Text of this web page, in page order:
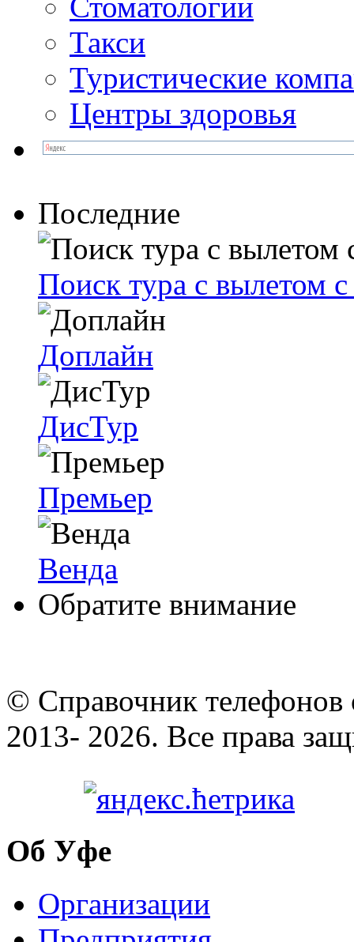
Такси
Туристические
Центры здоровья
Последние
Поиск тура с вылетом
Доплайн
ДисТур
Премьер
Венда
Обратите внимание
© Cправочник телефонов
2013- 2026. Все права
Об Уфе
Организации